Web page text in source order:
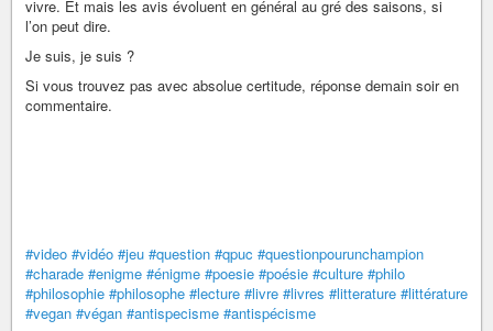
vivre. Et mais les avis évoluent en général au gré des saisons, si
l’on peut dire.
Je suis, je suis ?
Si vous trouvez pas avec absolue certitude, réponse demain soir en
commentaire.
#video #vidéo #jeu #question #qpuc #questionpourunchampion
#charade #enigme #énigme #poesie #poésie #culture #philo
#philosophie #philosophe #lecture #livre #livres #litterature #littérature
#vegan #végan #antispecisme #antispécisme